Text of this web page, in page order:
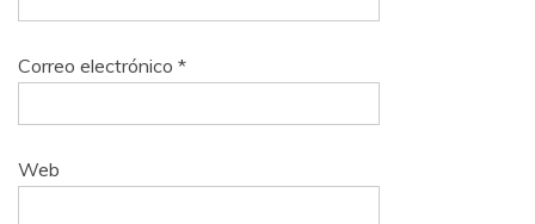
Correo electrónico *
Web